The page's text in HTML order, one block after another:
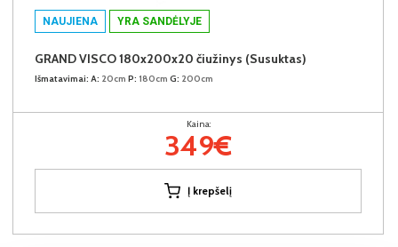
NAUJIENA YRA SANDĖLYJE
GRAND VISCO 180x200x20 čiužinys (Susuktas)
Išmatavimai: A: 20cm P: 180cm G: 200cm
Kaina:
349€
Į krepšelį